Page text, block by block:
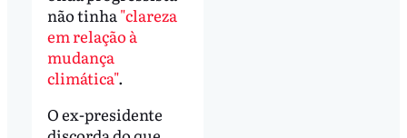
não tinha"clareza
em relação à
mudança
climática".
O ex-presidente